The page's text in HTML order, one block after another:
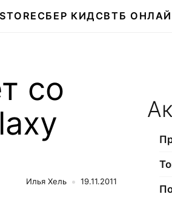
СБЕР КИДСВТБ
со
Илья Хель 19.11.2011